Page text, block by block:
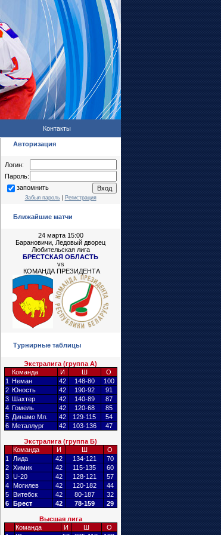
Контакты
Авторизация
Логин:
Пароль:
запомнить
Забыл пароль| Регистрация
Ближайшие матчи
24 марта 15:00
Барановичи, Ледовый дворец
Любительская лига
БРЕСТСКАЯ ОБЛАСТЬ
vs
КОМАНДА ПРЕЗИДЕНТА
Турнирные таблицы
Экстралига (группа А)
Команда
И Ш
О
1 Неман 42 148-80
100
2 Юность 42 190-92
91
3 Шахтер 42 140-89
87
4 Гомель 42 120-68
85
5 Динамо Мл. 42 129-115
54
6 Металлург 42 103-136 47
Экстралига (группа Б)
Команда
И Ш
О
1
Лида 42 134-121
70
2
Химик 42 115-135
60
3
U-20 42 128-121
57
4
Могилев 42 120-182
44
5
Витебск 42 80-187
32
6
Брест 42 78-159 29
Высшая лига
Команда
И Ш
О